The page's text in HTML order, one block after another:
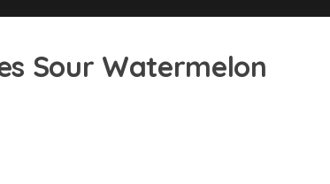
Sour Watermelon